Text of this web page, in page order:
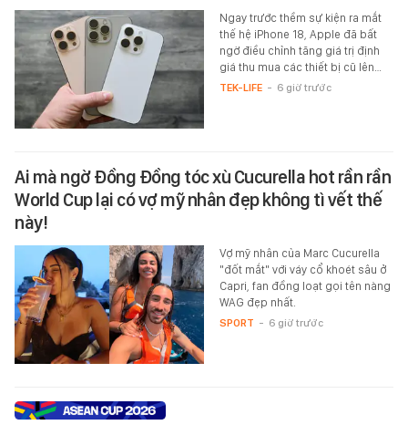
Ngay trước thềm sự kiện ra mắt
thế hệ iPhone 18, Apple đã bất
ngờ điều chỉnh tăng giá trị định
giá thu mua các thiết bị cũ lên…
TEK-LIFE - 6 giờ trước
Ai mà ngờ Đồng Đồng tóc xù Cucurella hot rần rần
World Cup lại có vợ mỹ nhân đẹp không tì vết thế
này!
Vợ mỹ nhân của Marc Cucurella
"đốt mắt" với váy cổ khoét sâu ở
Capri, fan đồng loạt gọi tên nàng
WAG đẹp nhất.
SPORT - 6 giờ trước